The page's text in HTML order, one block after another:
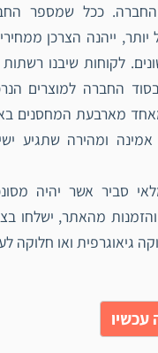
ככל שמספר
ייהנה הצרכן
לקוחות שיבנו
החברה למוצרים
מארבעת המחסנים
אמינה ומהירה שתגיע
סביר אשר יהיה
מהאתר, ישלחו
גיאוגרפית ואו חלוקה